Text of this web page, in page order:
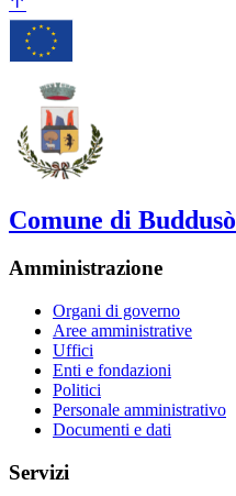
Comune di Buddusò
Amministrazione
Organi di governo
Aree amministrative
Uffici
Enti e fondazioni
Politici
Personale amministrativo
Documenti e dati
Servizi